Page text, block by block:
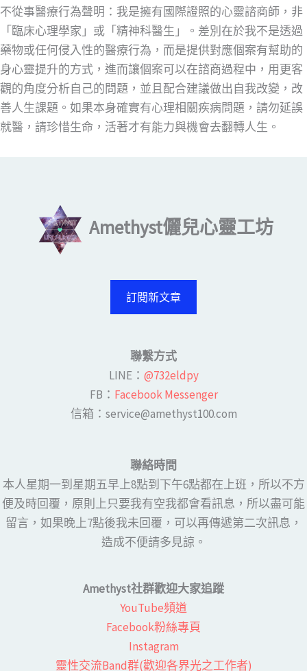
不從事醫療行為聲明：我是擁有國際證照的心靈諮商師，非
「臨床心理學家」或「精神科醫生」。差別在於我不是透過
藥物或任何侵入性的醫療行為，而是提供對應個案有幫助的
身心靈提升的方式，進而讓個案可以在諮商過程中，用更客
觀的角度分析自己的問題，並且配合建議做出自我改變，改
善人生課題。如果本身確實有心理相關疾病問題，請勿延誤
就醫，請珍惜生命，活著才有能力與機會去翻轉人生。
Amethyst儷兒心靈工坊
訂閱新文章
聯繫方式
LINE​： @732eldpy
FB：​ Facebook Messenger
​​信箱：service@amethyst100.com
聯絡時間
本人星期一到星期五早上8點到下午6點都在上班，所以不方
便及時回覆，原則上只要我有空我都會看訊息，所以盡可能
留言，如果晚上7點後我未回覆，可以再傳遞第二次訊息，
造成不便請多見諒。
Amethyst社群歡迎大家追蹤
YouTube頻道
Facebook粉絲專頁​
Instagram
靈性交流Band群(歡迎各界光之工作者)​